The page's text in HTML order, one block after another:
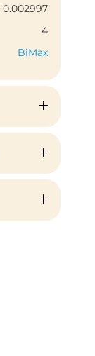
0.002997
4
BiMax